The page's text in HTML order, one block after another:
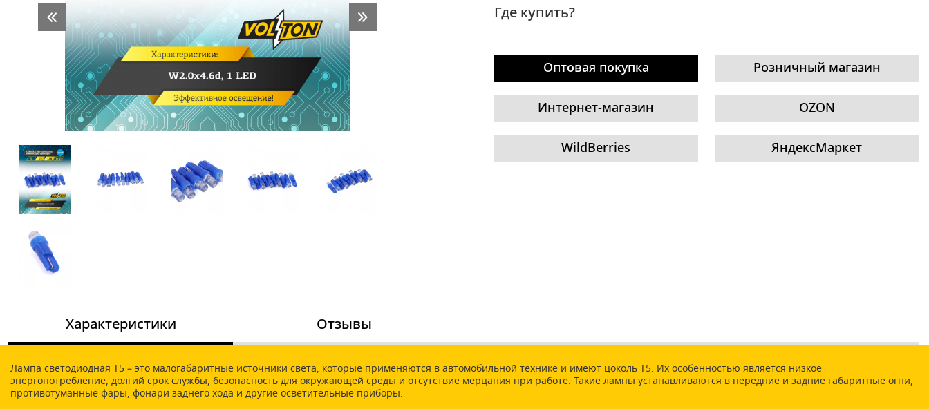
Где купить?
Оптовая покупка Розничный магазин
Интернет-магазин OZON
WildBerries ЯндексМаркет
Характеристики
Лампа светодиодная Т5 – это малогабаритные источники света, которые применяются в автомобильной технике и имеют цоколь Т5. Их особенностью является низкое
энергопотребление, долгий срок службы, безопасность для окружающей среды и отсутствие мерцания при работе. Такие лампы устанавливаются в передние и задние габаритные огни,
противотуманные фары, фонари заднего хода и другие осветительные приборы.
Отзывы